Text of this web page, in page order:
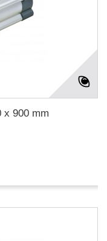
x 900 mm